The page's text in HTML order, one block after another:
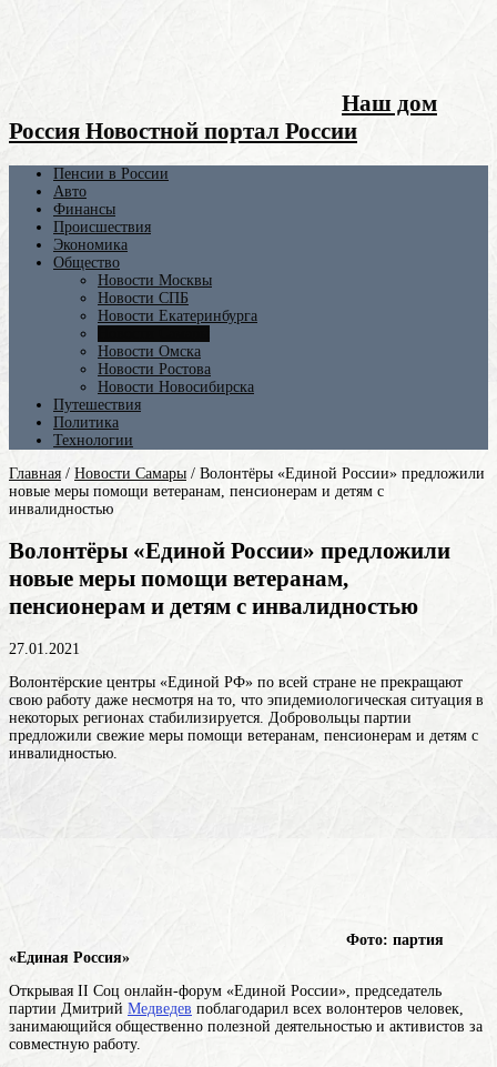
Наш дом
Россия Новостной портал России
Пенсии в России
Авто
Финансы
Происшествия
Экономика
Общество
Новости Москвы
Новости СПБ
Новости Екатеринбурга
Новости Омска
Новости Ростова
Новости Новосибирска
Путешествия
Политика
Технологии
Главная / Новости Самары / Волонтёры «Единой России» предложили
новые меры помощи ветеранам, пенсионерам и детям с
инвалидностью
Волонтёры «Единой России» предложили
новые меры помощи ветеранам,
пенсионерам и детям с инвалидностью
27.01.2021
Волонтёрские центры «Единой РФ» по всей стране не прекращают
свою работу даже несмотря на то, что эпидемиологическая ситуация в
некоторых регионах стабилизируется. Добровольцы партии
предложили свежие меры помощи ветеранам, пенсионерам и детям с
инвалидностью.
Фото: партия
«Единая Россия»
Открывая II Соц онлайн-форум «Единой России», председатель
партии Дмитрий Медведев поблагодарил всех волонтеров человек,
занимающийся общественно полезной деятельностью и активистов за
совместную работу.